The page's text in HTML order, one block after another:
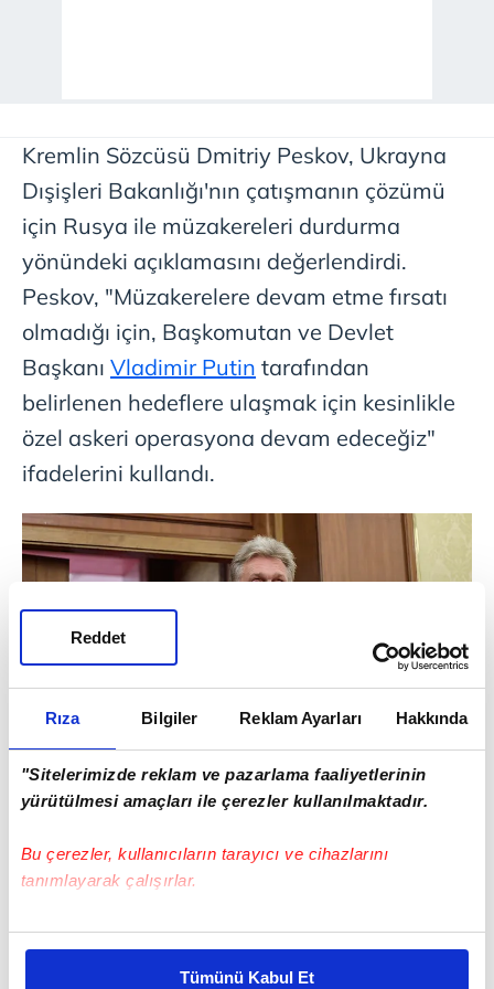
Rıza Bilgiler Reklam Ayarları Hakkında
"Sitelerimizde reklam ve pazarlama faaliyetlerinin
yürütülmesi amaçları ile çerezler kullanılmaktadır.
Bu çerezler, kullanıcıların tarayıcı ve cihazlarını
tanımlayarak çalışırlar.
Bu çerezlere izin vermeniz halinde sizlere özel
Tümünü Kabul Et
Reddet
Kremlin Sözcüsü Dmitriy Peskov, Ukrayna
Dışişleri Bakanlığı'nın çatışmanın çözümü
için Rusya ile müzakereleri durdurma
yönündeki açıklamasını değerlendirdi.
Peskov, "Müzakerelere devam etme fırsatı
olmadığı için, Başkomutan ve Devlet
Başkanı Vladimir Putin tarafından
belirlenen hedeflere ulaşmak için kesinlikle
özel askeri operasyona devam edeceğiz"
ifadelerini kullandı.
"UKRAYNA ÇATIŞMASINI SİYASİ VE
DİPLOMATİK YOLLARLA ÇÖZMEYE
AÇIĞIZ"